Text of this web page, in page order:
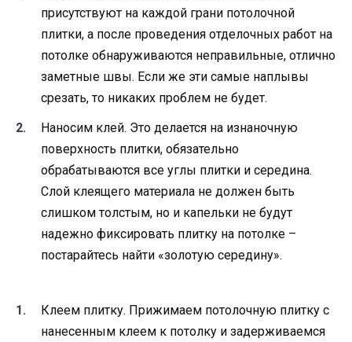
присутствуют на каждой грани потолочной
плитки, а после проведения отделочных работ на
потолке обнаруживаются неправильные, отлично
заметные швы. Если же эти самые наплывы
срезать, то никаких проблем не будет.
Наносим клей. Это делается на изнаночную
поверхность плитки, обязательно
обрабатываются все углы плитки и середина.
Слой клеящего материала не должен быть
слишком толстым, но и капельки не будут
надежно фиксировать плитку на потолке –
постарайтесь найти «золотую середину».
Клеем плитку. Прижимаем потолочную плитку с
нанесенным клеем к потолку и задерживаемся